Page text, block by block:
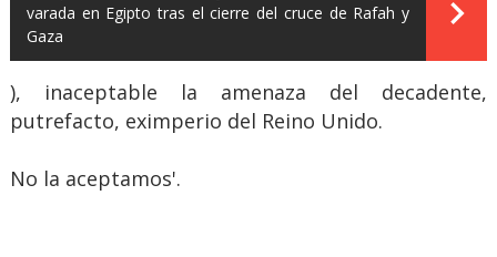
varada en Egipto tras el cierre del cruce de Rafah y
Gaza
), inaceptable la amenaza del decadente,
putrefacto, eximperio del Reino Unido.
No la aceptamos'.